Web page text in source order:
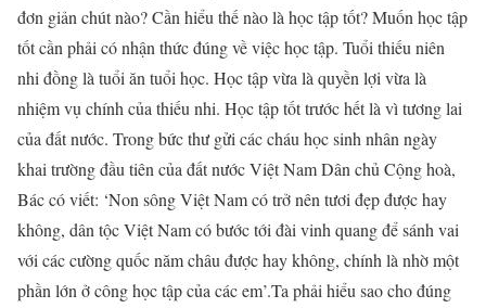
đơn giản chút nào? Cần hiểu thế nào là học tập tốt? Muốn học tập
tốt cần phải có nhận thức đúng về việc học tập. Tuổi thiếu niên
nhi đồng là tuổi ăn tuổi học. Học tập vừa là quyền lợi vừa là
nhiệm vụ chính của thiếu nhi. Học tập tốt trước hết là vì tương lai
của đất nước. Trong bức thư gửi các cháu học sinh nhân ngày
khai trường đầu tiên của đất nước Việt Nam Dân chủ Cộng hoà,
Bác có viết: ‘Non sông Việt Nam có trở nên tươi đẹp được hay
không, dân tộc Việt Nam có bước tới đài vinh quang để sánh vai
với các cường quốc năm châu được hay không, chính là nhờ một
phần lớn ở công học tập của các em’.Ta phải hiểu sao cho đúng